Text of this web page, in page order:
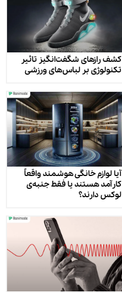
کشف رازهای شگفت‌انگیز تاثیر
تکنولوژی بر لباس‌های ورزشی
آیا لوازم خانگی هوشمند واقعاً
کارآمد هستند یا فقط جنبه‌ی
لوکس دارند؟